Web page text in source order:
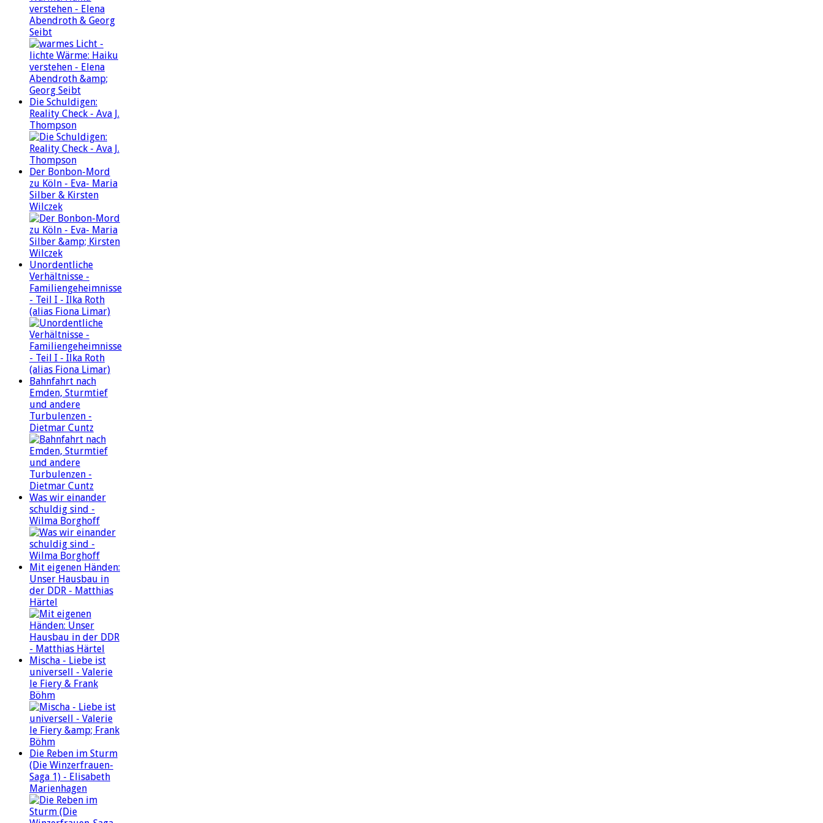
verstehen - Elena
Abendroth & Georg
Seibt
Die Schuldigen:
Reality Check - Ava J.
Thompson
Der Bonbon-Mord
zu Köln - Eva- Maria
Silber & Kirsten
Wilczek
Unordentliche
Verhältnisse -
Familiengeheimnisse
- Teil I - Ilka Roth
(alias Fiona Limar)
Bahnfahrt nach
Emden, Sturmtief
und andere
Turbulenzen -
Dietmar Cuntz
Was wir einander
schuldig sind -
Wilma Borghoff
Mit eigenen Händen:
Unser Hausbau in
der DDR - Matthias
Härtel
Mischa - Liebe ist
universell - Valerie
le Fiery & Frank
Böhm
Die Reben im Sturm
(Die Winzerfrauen-
Saga 1) - Elisabeth
Marienhagen